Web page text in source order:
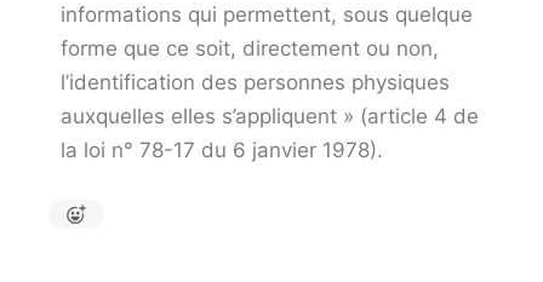
informations qui permettent, sous quelque
forme que ce soit, directement ou non,
l’identification des personnes physiques
auxquelles elles s’appliquent » (article 4 de
la loi n° 78-17 du 6 janvier 1978).